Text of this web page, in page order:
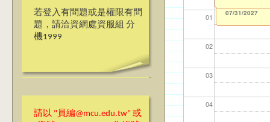
若登入有問題或是權限有問
題，請洽資網處資服組 分
機1999
請以 "員編@mcu.edu.tw" 或
01
02
03
04
12/31/2027
07/31/2027